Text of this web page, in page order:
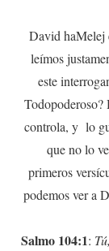
David haMelej
leímos
este
Todopoderoso?
controla, y lo
que no lo
primeros
podemos ver a
Salmo 104:1: